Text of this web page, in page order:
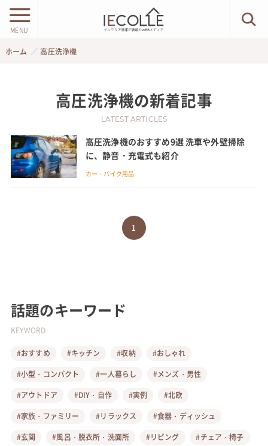
MENU
ホーム 高圧洗浄機
高圧洗浄機の新着記事
LATEST ARTICLES
高圧洗浄機のおすすめ9選 洗車や外壁掃除
に、静音・充電式も紹介
カー・バイク用品
1
話題のキーワード
KEYWORD
#おすすめ #キッチン #収納
#おしゃれ
#小型・コンパクト
#一人暮らし
#メンズ・男性
#アウトドア
#DIY・自作 #実例
#北欧
#家族・ファミリー
#リラックス
#食器・ディッシュ
#玄関
#風呂・脱衣所・洗面所 #リビング
#チェア・椅子